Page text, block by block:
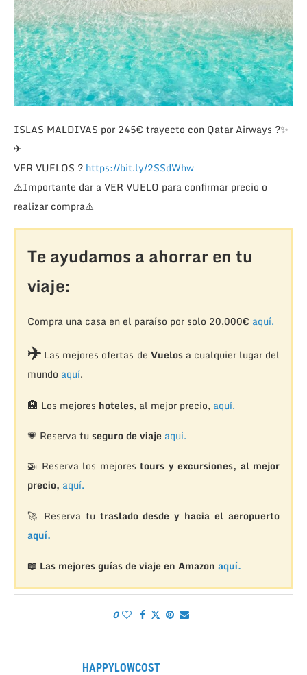
ISLAS MALDIVAS por 245€ trayecto con Qatar Airways ?✨
✈
VER VUELOS ? https://bit.ly/2SSdWhw
⚠️Importante dar a VER VUELO para confirmar precio o
realizar compra⚠️
Te ayudamos a ahorrar en tu
viaje:
Compra una casa en el paraíso por solo 20,000€ aquí.
✈️Las mejores ofertas de Vuelosa cualquier lugar del
mundo aquí.
🏨 Los mejores hoteles, al mejor precio, aquí.
💗 Reserva tu seguro de viaje aquí.
🚁 Reserva los mejorestours y excursiones, al mejor
precio, aquí.
🚀 Reserva tu traslado desde y hacia el aeropuerto
aquí.
📖 Las mejores guías de viaje en Amazon aquí.
0
HAPPYLOWCOST